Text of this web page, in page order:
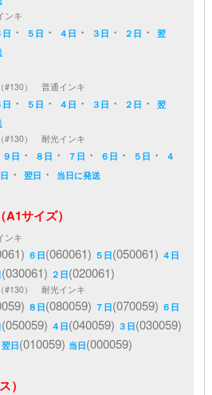
ンキ
日 ・ ５日 ・ ４日 ・ ３日 ・ ２日 ・翌
#130） 普通インキ
日 ・ ５日 ・ ４日 ・ ３日 ・ ２日 ・翌
#130） 耐光インキ
９日 ・ ８日 ・ ７日 ・ ６日 ・ ５日 ・
４
・翌日 ・ 当日に発送
サイズ）
ンキ
６日(060061) ５日(050061) ４日
(030061) ２日(020061)
#130） 耐光インキ
８日(080059) ７日(070059) ６日
(050059) ４日(040059) ３日(030059)
翌日(010059) 当日(000059)
）